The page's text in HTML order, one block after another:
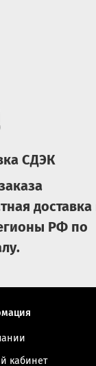
СДЭК
доставка
РФ по
кабинет